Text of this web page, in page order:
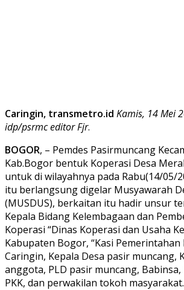
Caringin, transmetro.id Kamis, 14 Mei
idp/psrmc editor Fjr.
BOGOR, – Pemdes Pasirmuncang
Kab.Bogor bentuk Koperasi Desa
untuk di wilayahnya pada Rabu(14/05/
itu berlangsung digelar Musyawarah
(MUSDUS), berkaitan itu hadir unsur
Kepala Bidang Kelembagaan dan
Koperasi “Dinas Koperasi dan Usaha
Kabupaten Bogor, “Kasi Pemerintahan
Caringin, Kepala Desa pasir muncang,
anggota, PLD pasir muncang, Babinsa,
PKK, dan perwakilan tokoh masyarakat.